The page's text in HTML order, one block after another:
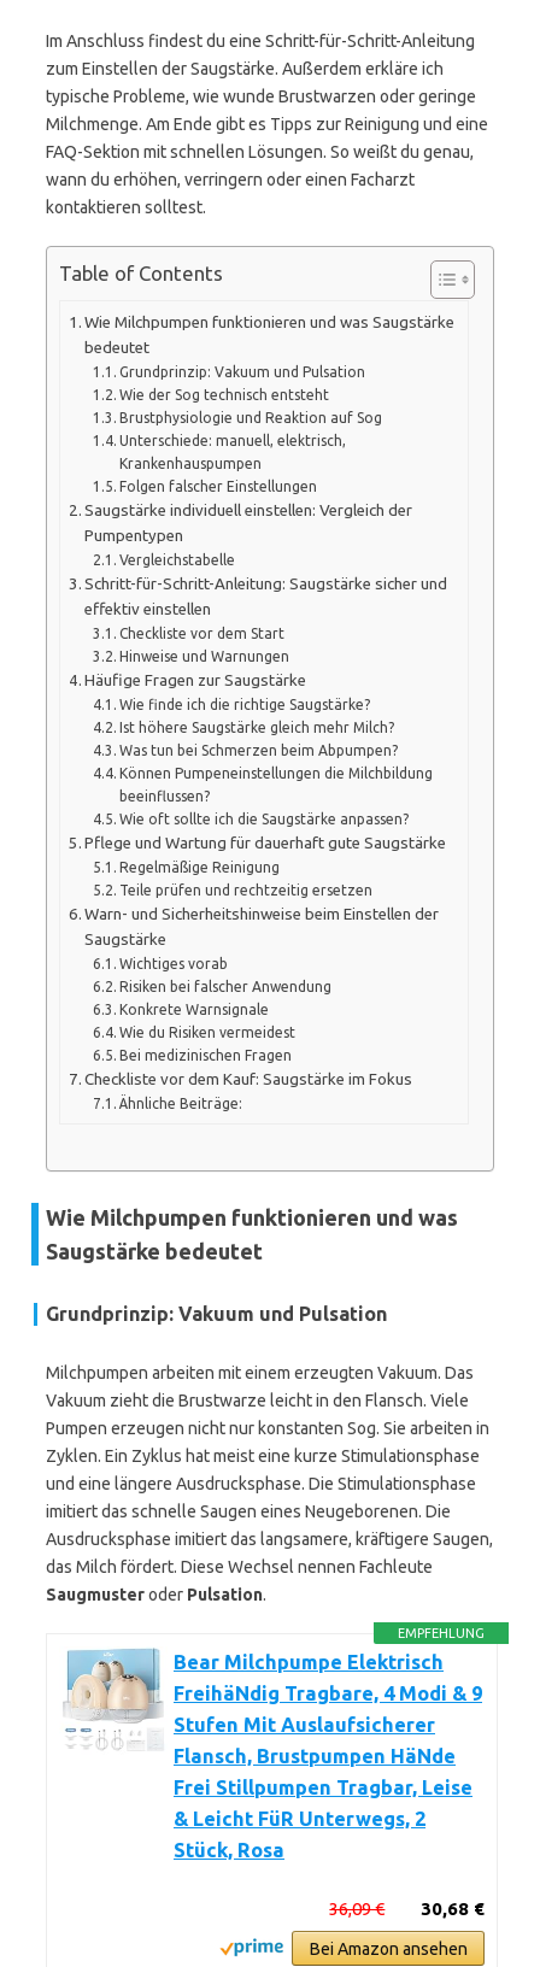
Im Anschluss findest du eine Schritt-für-Schritt-Anleitung
zum Einstellen der Saugstärke. Außerdem erkläre ich
typische Probleme, wie wunde Brustwarzen oder geringe
Milchmenge. Am Ende gibt es Tipps zur Reinigung und eine
FAQ-Sektion mit schnellen Lösungen. So weißt du genau,
wann du erhöhen, verringern oder einen Facharzt
kontaktieren solltest.
Table of Contents
Wie Milchpumpen funktionieren und was Saugstärke
bedeutet
Grundprinzip: Vakuum und Pulsation
Wie der Sog technisch entsteht
Brustphysiologie und Reaktion auf Sog
Unterschiede: manuell, elektrisch,
Krankenhauspumpen
Folgen falscher Einstellungen
Saugstärke individuell einstellen: Vergleich der
Pumpentypen
Vergleichstabelle
Schritt-für-Schritt-Anleitung: Saugstärke sicher und
effektiv einstellen
Checkliste vor dem Start
Hinweise und Warnungen
Häufige Fragen zur Saugstärke
Wie finde ich die richtige Saugstärke?
Ist höhere Saugstärke gleich mehr Milch?
Was tun bei Schmerzen beim Abpumpen?
Können Pumpeneinstellungen die Milchbildung
beeinflussen?
Wie oft sollte ich die Saugstärke anpassen?
Pflege und Wartung für dauerhaft gute Saugstärke
Regelmäßige Reinigung
Teile prüfen und rechtzeitig ersetzen
Warn- und Sicherheitshinweise beim Einstellen der
Saugstärke
Wichtiges vorab
Risiken bei falscher Anwendung
Konkrete Warnsignale
Wie du Risiken vermeidest
Bei medizinischen Fragen
Checkliste vor dem Kauf: Saugstärke im Fokus
Ähnliche Beiträge:
Wie Milchpumpen funktionieren und was
Saugstärke bedeutet
Grundprinzip: Vakuum und Pulsation
Milchpumpen arbeiten mit einem erzeugten Vakuum. Das
Vakuum zieht die Brustwarze leicht in den Flansch. Viele
Pumpen erzeugen nicht nur konstanten Sog. Sie arbeiten in
Zyklen. Ein Zyklus hat meist eine kurze Stimulationsphase
und eine längere Ausdrucksphase. Die Stimulationsphase
imitiert das schnelle Saugen eines Neugeborenen. Die
Ausdrucksphase imitiert das langsamere, kräftigere Saugen,
das Milch fördert. Diese Wechsel nennen Fachleute
Saugmusteroder Pulsation.
EMPFEHLUNG
Bear Milchpumpe Elektrisch
FreihäNdig Tragbare, 4 Modi & 9
Stufen Mit Auslaufsicherer
Flansch, Brustpumpen HäNde
Frei Stillpumpen Tragbar, Leise
& Leicht FüR Unterwegs, 2
Stück, Rosa
30,68 €
36,09 €
Bei Amazon ansehen